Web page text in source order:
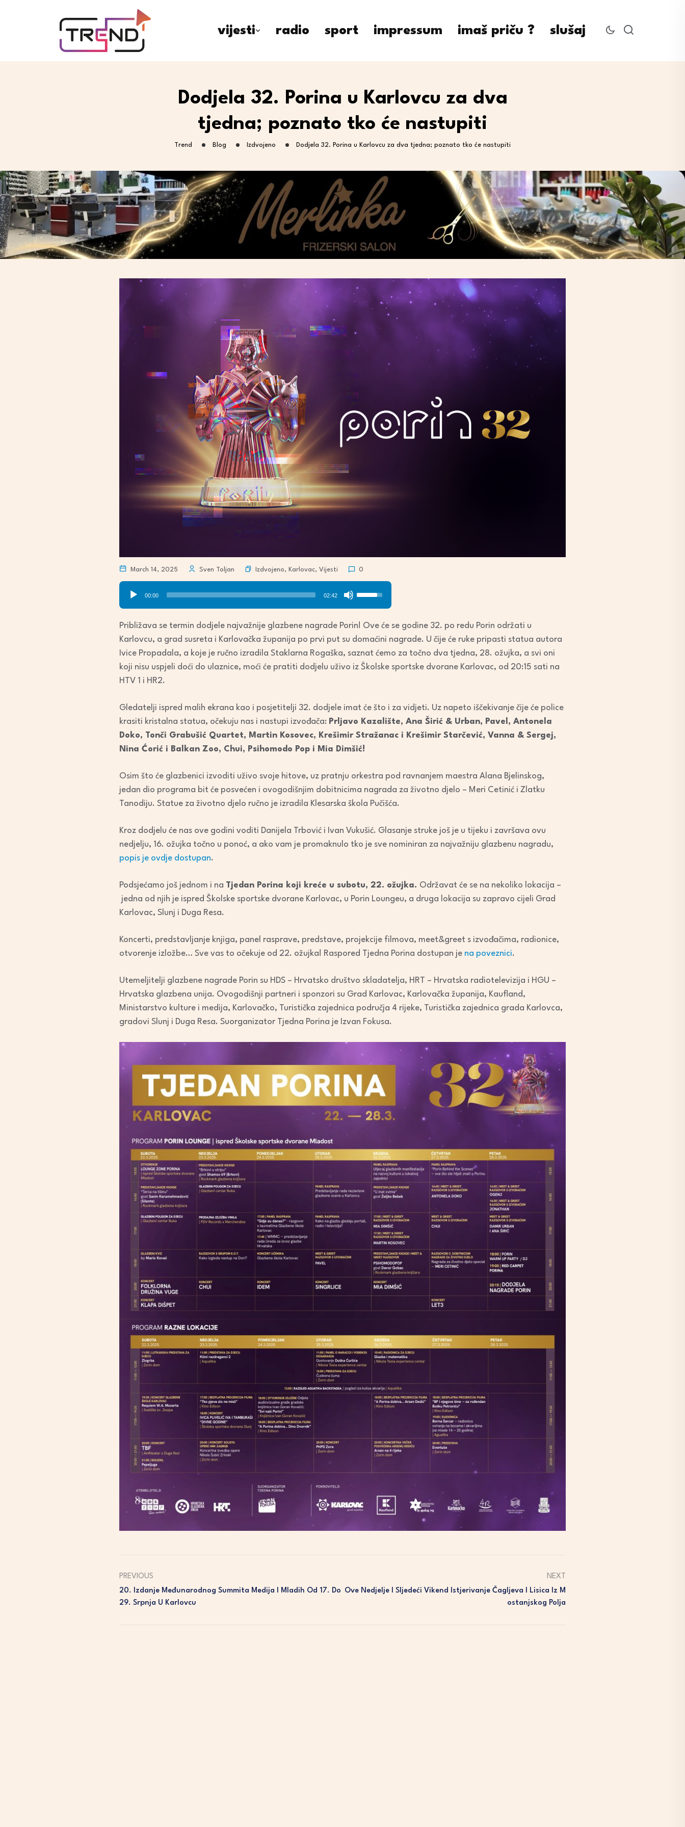
vijesti radio sport impressum imaš priču ? slušaj
Dodjela 32. Porina u Karlovcu za dva
tjedna; poznato tko će nastupiti
Trend Blog Izdvojeno Dodjela 32. Porina u Karlovcu za dva tjedna; poznato tko će nastupiti
March 14, 2025 Sven Toljan Izdvojeno, Karlovac, Vijesti 0
Audio
Player
00:00 02:42
Use
Up/Down
increase
Približava se termin dodjele najvažnije glazbene nagrade Porin! Ove će se godine 32. po redu Porin održati u
Karlovcu, a grad susreta i Karlovačka županija po prvi put su domaćini nagrade. U čije će ruke pripasti statua autora
Ivice Propadala, a koje je ručno izradila Staklarna Rogaška, saznat ćemo za točno dva tjedna, 28. ožujka, a svi oni
koji nisu uspjeli doći do ulaznice, moći će pratiti dodjelu uživo iz Školske sportske dvorane Karlovac, od 20:15 sati na
HTV 1 i HR2.
Gledatelji ispred malih ekrana kao i posjetitelji 32. dodjele imat će što i za vidjeti. Uz napeto iščekivanje čije će police
krasiti kristalna statua, očekuju nas i nastupi izvođača: Prljavo Kazalište, Ana Širić & Urban, Pavel, Antonela
Doko, Tonči Grabušić Quartet, Martin Kosovec, Krešimir Stražanac i Krešimir Starčević, Vanna & Sergej,
Nina Ćorić i Balkan Zoo, Chui, Psihomodo Pop i Mia Dimšić!
Osim što će glazbenici izvoditi uživo svoje hitove, uz pratnju orkestra pod ravnanjem maestra Alana Bjelinskog,
jedan dio programa bit će posvećen i ovogodišnjim dobitnicima nagrada za životno djelo – Meri Cetinić i Zlatku
Tanodiju. Statue za životno djelo ručno je izradila Klesarska škola Pučišća.
Kroz dodjelu će nas ove godini voditi Danijela Trbović i Ivan Vukušić. Glasanje struke još je u tijeku i završava ovu
nedjelju, 16. ožujka točno u ponoć, a ako vam je promaknulo tko je sve nominiran za najvažniju glazbenu nagradu,
popis je ovdje dostupan.
Podsjećamo još jednom i na Tjedan Porina koji kreće u subotu, 22. ožujka. Održavat će se na nekoliko lokacija –
jedna od njih je ispred Školske sportske dvorane Karlovac, u Porin Loungeu, a druga lokacija su zapravo cijeli Grad
Karlovac, Slunj i Duga Resa.
Koncerti, predstavljanje knjiga, panel rasprave, predstave, projekcije filmova, meet&greet s izvođačima, radionice,
otvorenje izložbe… Sve vas to očekuje od 22. ožujka! Raspored Tjedna Porina dostupan je na poveznici.
Utemeljitelji glazbene nagrade Porin su HDS – Hrvatsko društvo skladatelja, HRT – Hrvatska radiotelevizija i HGU –
Hrvatska glazbena unija. Ovogodišnji partneri i sponzori su Grad Karlovac, Karlovačka županija, Kaufland,
Ministarstvo kulture i medija, Karlovačko, Turistička zajednica područja 4 rijeke, Turistička zajednica grada Karlovca,
gradovi Slunj i Duga Resa. Suorganizator Tjedna Porina je Izvan Fokusa.
PREVIOUS
20. Izdanje Međunarodnog Summita Medija I Mladih Od 17. Do
29. Srpnja U Karlovcu
NEXT
Ove Nedjelje I Sljedeći Vikend Istjerivanje Čagljeva I Lisica Iz M
Ostanjskog Polja